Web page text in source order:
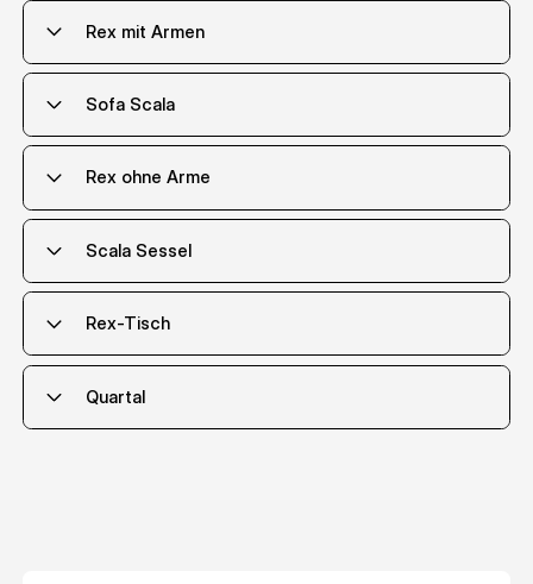
Materialpass & Normen
Rex mit Armen
Informationen zum Produkt
Materialpass & Normen Herunterladen
Herunterladen
Sofa Scala
3D-DateienRex ohne Arme
Informationen zum Produkt
Materialpass & Normen Herunterladen
Scala Sessel
3D-DateienRex-Tisch
Quartal